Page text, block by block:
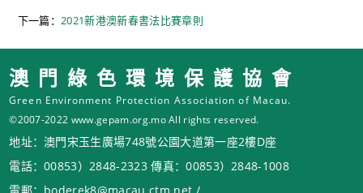
下一篇：2021新港澳新春書法比賽章則
澳門綠色環境保護協會
Green Environment Protection Association of Macau.
©2007-2022 www.gepam.org.mo All rights reserved.
地址：澳門宋玉生廣場748號公園大道第一座2樓D座
電話：00853）2848-2323 傳真：00853）2848-1008